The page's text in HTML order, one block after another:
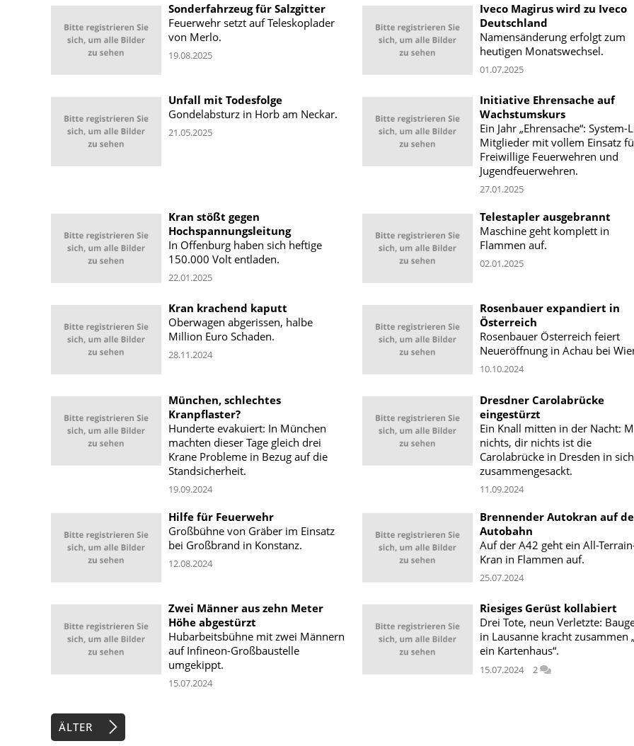
Sonderfahrzeug für Salzgitter
Feuerwehr setzt auf Teleskoplader
von Merlo.
19.08.2025
Iveco Magirus wird zu Iveco
Deutschland
Namensänderung erfolgt zum
heutigen Monatswechsel.
01.07.2025
Unfall mit Todesfolge
Gondelabsturz in Horb am Neckar.
21.05.2025
Initiative Ehrensache auf
Wachstumskurs
Ein Jahr „Ehrensache“: System-
Mitglieder mit vollem Einsatz
Freiwillige Feuerwehren und
Jugendfeuerwehren.
27.01.2025
Kran stößt gegen
Hochspannungsleitung
In Offenburg haben sich heftige
150.000 Volt entladen.
22.01.2025
Telestapler ausgebrannt
Maschine geht komplett in
Flammen auf.
02.01.2025
Kran krachend kaputt
Oberwagen abgerissen, halbe
Million Euro Schaden.
28.11.2024
Rosenbauer expandiert in
Österreich
Rosenbauer Österreich feiert
Neueröffnung in Achau bei
10.10.2024
München, schlechtes
Kranpflaster?
Hunderte evakuiert: In München
machten dieser Tage gleich drei
Krane Probleme in Bezug auf die
Standsicherheit.
19.09.2024
Dresdner Carolabrücke
eingestürzt
Ein Knall mitten in der Nacht:
nichts, dir nichts ist die
Carolabrücke in Dresden in sich
zusammengesackt.
11.09.2024
Hilfe für Feuerwehr
Großbühne von Gräber im Einsatz
bei Großbrand in Konstanz.
12.08.2024
Brennender Autokran auf
Autobahn
Auf der A42 geht ein All-
Kran in Flammen auf.
25.07.2024
Zwei Männer aus zehn Meter
Höhe abgestürzt
Hubarbeitsbühne mit zwei Männern
auf Infineon-Großbaustelle
umgekippt.
15.07.2024
Riesiges Gerüst kollabiert
Drei Tote, neun Verletzte:
in Lausanne kracht zusammen
ein Kartenhaus“.
15.07.2024 2
ÄLTER